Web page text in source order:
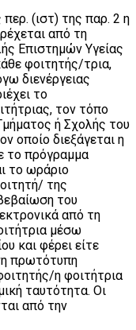
περ. (ιστ) της παρ. 2 η
από τη
Επιστημών Υγείας
φοιτητής/τρια,
διενέργειας
το
τον τόπο
ή Σχολής του
οποίο διεξάγεται η
το πρόγραμμα
το ωράριο
της
του
από τη
μέσω
και φέρει είτε
πρωτότυπη
η φοιτήτρια
ταυτότητα. Οι
από την